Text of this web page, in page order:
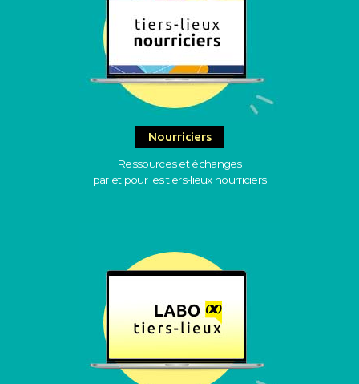
Nourriciers
Ressources et échanges
par et pour les tiers-lieux nourriciers